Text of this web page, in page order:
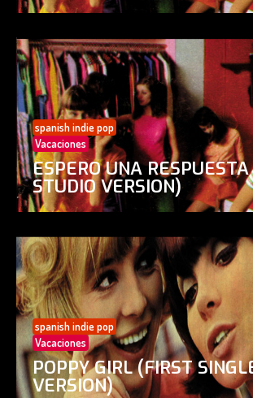
spanish indie pop
Vacaciones
ESPERO UNA
STUDIO VERSION)
spanish indie pop
Vacaciones
POPPY GIRL (FIRST
VERSION)